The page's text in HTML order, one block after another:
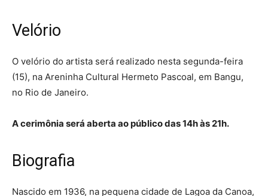
Velório
O velório do artista será realizado nesta segunda-feira
(15), na Areninha Cultural Hermeto Pascoal, em Bangu,
no Rio de Janeiro.
A cerimônia será aberta ao público das 14h às 21h.
Biografia
Nascido em 1936, na pequena cidade de Lagoa da Canoa,